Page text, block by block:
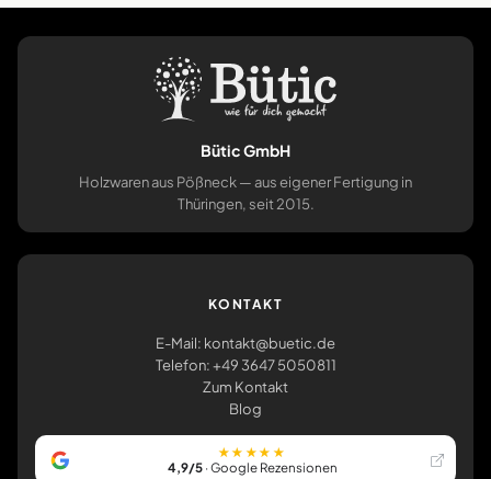
Bütic GmbH
Holzwaren aus Pößneck — aus eigener Fertigung in
Thüringen, seit 2015.
KONTAKT
E-Mail: kontakt@buetic.de
Telefon: +49 3647 5050811
Zum Kontakt
Blog
★★★★★
4,9/5· Google Rezensionen